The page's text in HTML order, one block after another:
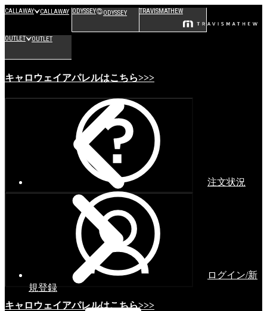
CALLAWAY CALLAWAY ODYSSEY ODYSSEY TRAVISMATHEW
OUTLET OUTLET
キャロウェイアパレルはこちら>>>
キャロウェイアパレルはこちら>>>
注文状況
ログイン/新
規登録